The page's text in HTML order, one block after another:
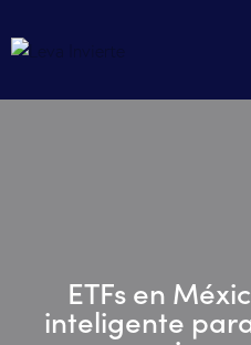
ETFs en
inteligente